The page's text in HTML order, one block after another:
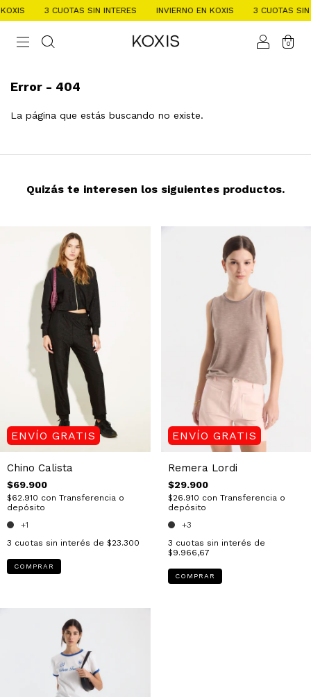
3 CUOTAS SIN INTERES INVIERNO EN KOXIS 3 CUOTAS SIN
0
Error - 404
La página que estás buscando no existe.
Quizás te interesen los siguientes productos.
ENVÍO GRATIS
Chino Calista
$69.900
$62.910 con Transferencia o
depósito
+1
3 cuotas sin interés de $23.300
COMPRAR
ENVÍO GRATIS
Remera Lordi
$29.900
$26.910 con Transferencia o
depósito
+3
3 cuotas sin interés de
$9.966,67
COMPRAR